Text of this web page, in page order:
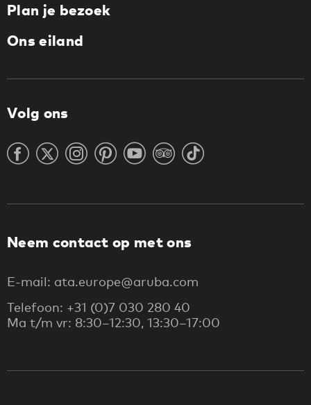
Plan je bezoek
Ons eiland
Volg ons
Neem contact op met ons
E-mail: ata.europe@aruba.com
Telefoon: +31 (0)7 030 280 40
Ma t/m vr: 8:30–12:30, 13:30–17:00